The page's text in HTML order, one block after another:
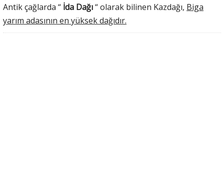
Antik çağlarda “ İda Dağı“ olarak bilinen Kazdağı, Biga
yarım adasının en yüksek dağıdır.